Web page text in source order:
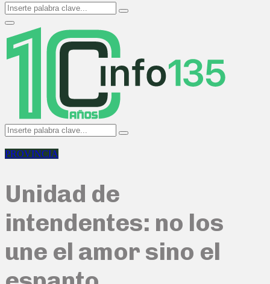
Search
for:
Search
Primary
Menu
Search
for:
Search
PROVINCIA
Unidad de
intendentes: no los
une el amor sino el